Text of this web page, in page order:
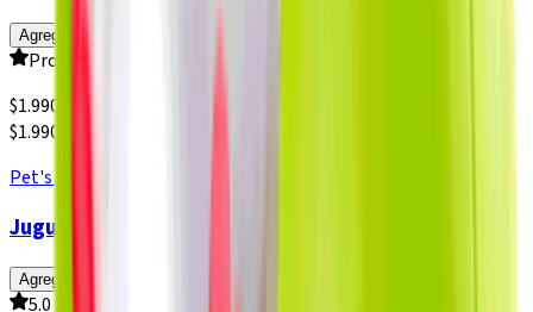
Agregar
Producto sin calificar
$1.990
$1.990 x un
Pet's Fun
Juguete Pelota de Goma TPR Golf
Agregar
5.0